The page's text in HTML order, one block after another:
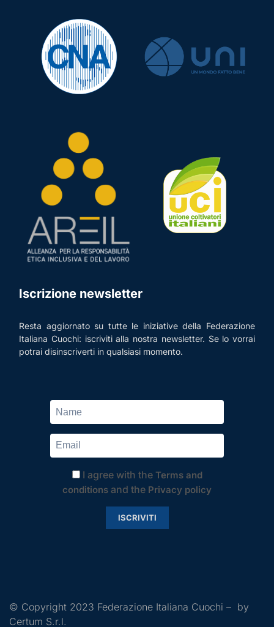
Iscrizione newsletter
Resta aggiornato su tutte le iniziative della Federazione
Italiana Cuochi: iscriviti alla nostra newsletter. Se lo vorrai
potrai disinscriverti in qualsiasi momento.
I agree with the Terms and
conditions and the Privacy policy
ISCRIVITI
© Copyright 2023 Federazione Italiana Cuochi – by
Certum S.r.l.